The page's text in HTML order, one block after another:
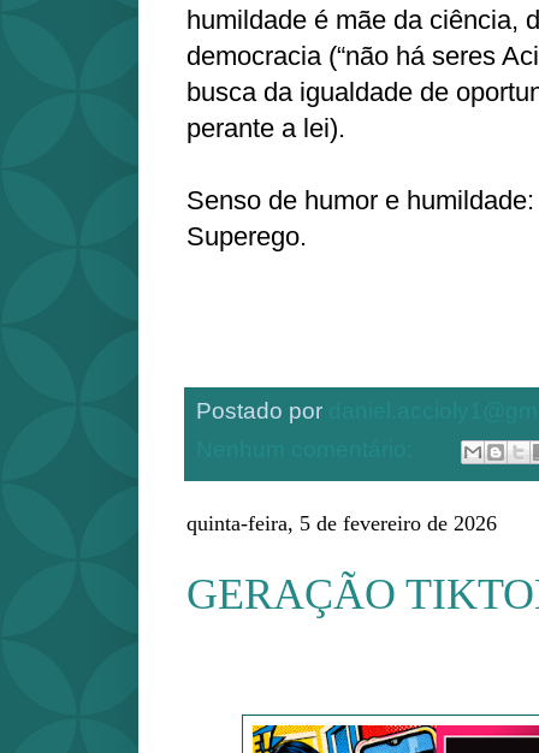
humildade é mãe da ciência,
democracia (“não há seres
busca da igualdade de
perante a lei).
Senso de humor e
Superego.
Postado por
quinta-feira, 5 de fevereiro de 2026
GERAÇÃO